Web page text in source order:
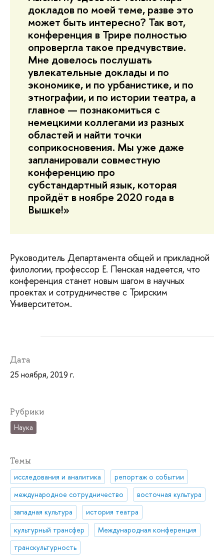
докладов по моей теме, разве это
может быть интересно? Так вот,
конференция в Трире полностью
опровергла такое предчувствие.
Мне довелось послушать
увлекательные доклады и по
экономике, и по урбанистике, и по
этнографии, и по истории театра, а
главное — познакомиться с
немецкими коллегами из разных
областей и найти точки
соприкосновения. Мы уже даже
запланировали совместную
конференцию про
субстандартный язык, которая
пройдёт в ноябре 2020 года в
Вышке!»
Руководитель Департамента общей и прикладной
филологии, профессор Е. Пенская надеется, что
конференция станет новым шагом в научных
проектах и сотрудничестве с Трирским
Университетом.
Дата
25 ноября, 2019 г.
Рубрики
Наука
Темы
исследования и аналитика
репортаж о событии
международное сотрудничество
восточная культура
западная культура
история театра
культурный трансфер
Международная конференция
транскультурность